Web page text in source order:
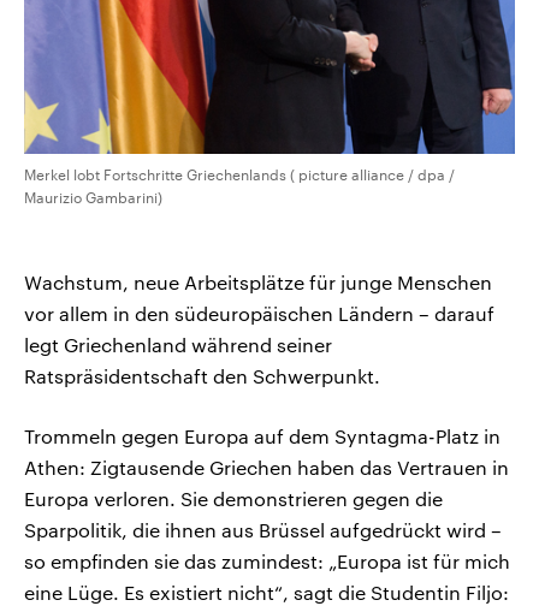
Merkel lobt Fortschritte Griechenlands ( picture alliance / dpa /
Maurizio Gambarini)
Wachstum, neue Arbeitsplätze für junge Menschen
vor allem in den südeuropäischen Ländern – darauf
legt Griechenland während seiner
Ratspräsidentschaft den Schwerpunkt.
Trommeln gegen Europa auf dem Syntagma-Platz in
Athen: Zigtausende Griechen haben das Vertrauen in
Europa verloren. Sie demonstrieren gegen die
Sparpolitik, die ihnen aus Brüssel aufgedrückt wird –
so empfinden sie das zumindest: „Europa ist für mich
eine Lüge. Es existiert nicht“, sagt die Studentin Filjo: